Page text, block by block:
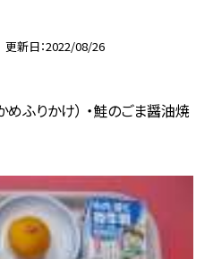
更新日 2022/08/26
めふりかけ） ・鮭のごま醤油焼